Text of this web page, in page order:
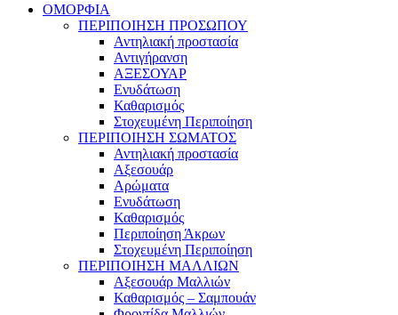
ΟΜΟΡΦΙΑ
ΠΕΡΙΠΟΙΗΣΗ ΠΡΟΣΩΠΟΥ
Αντηλιακή προστασία
Αντιγήρανση
ΑΞΕΣΟΥΑΡ
Ενυδάτωση
Καθαρισμός
Στοχευμένη Περιποίηση
ΠΕΡΙΠΟΙΗΣΗ ΣΩΜΑΤΟΣ
Αντηλιακή προστασία
Αξεσουάρ
Αρώματα
Ενυδάτωση
Καθαρισμός
Περιποίηση Άκρων
Στοχευμένη Περιποίηση
ΠΕΡΙΠΟΙΗΣΗ ΜΑΛΛΙΩΝ
Αξεσουάρ Μαλλιών
Καθαρισμός – Σαμπουάν